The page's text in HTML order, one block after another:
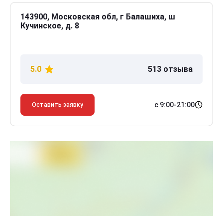
143900, Московская обл, г Балашиха, ш
Кучинское, д. 8
5.0 513 отзыва
Оставить заявку с 9:00-21:00